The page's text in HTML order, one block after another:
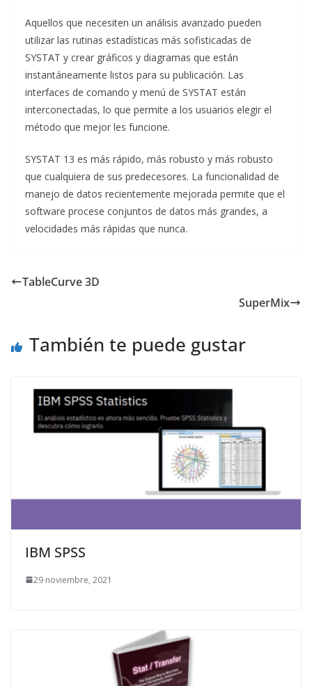
Aquellos que necesiten un análisis avanzado pueden
utilizar las rutinas estadísticas más sofisticadas de
SYSTAT y crear gráficos y diagramas que están
instantáneamente listos para su publicación. Las
interfaces de comando y menú de SYSTAT están
interconectadas, lo que permite a los usuarios elegir el
método que mejor les funcione.
SYSTAT 13 es más rápido, más robusto y más robusto
que cualquiera de sus predecesores. La funcionalidad de
manejo de datos recientemente mejorada permite que el
software procese conjuntos de datos más grandes, a
velocidades más rápidas que nunca.
TableCurve 3D
SuperMix
También te puede gustar
IBM SPSS
29 noviembre, 2021